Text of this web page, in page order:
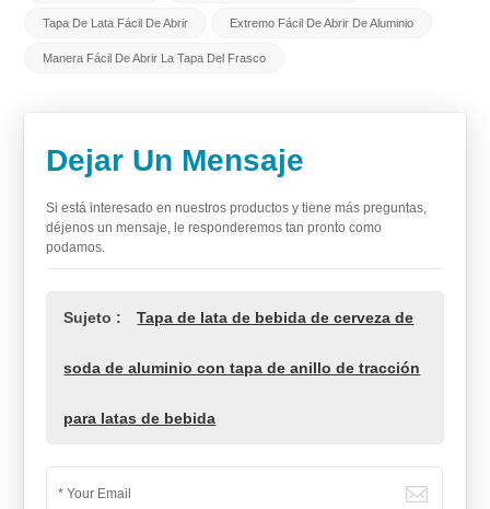
Tapa De Lata Fácil De Abrir Extremo Fácil De Abrir De Aluminio
Manera Fácil De Abrir La Tapa Del Frasco
Dejar Un Mensaje
Si está interesado en nuestros productos y tiene más preguntas,
déjenos un mensaje, le responderemos tan pronto como
podamos.
Sujeto : Tapa de lata de bebida de cerveza de
soda de aluminio con tapa de anillo de tracción
para latas de bebida